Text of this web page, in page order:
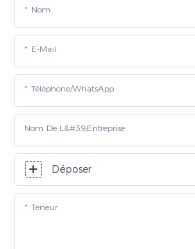
Nom
E-Mail
Téléphone/WhatsApp
Nom De L&#39;entreprise
Déposer
Teneur